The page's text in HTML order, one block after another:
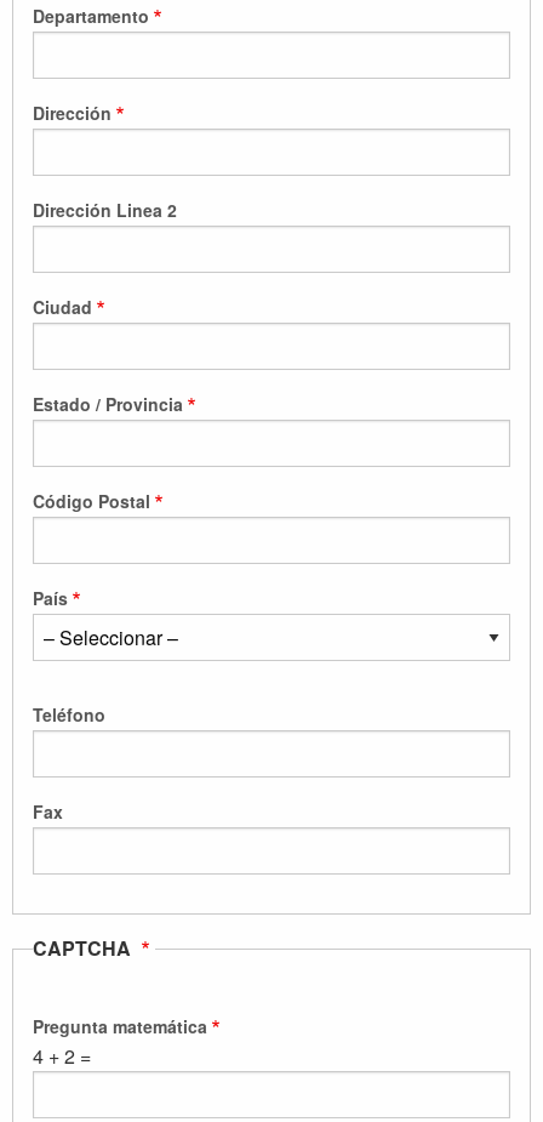
Departamento
Dirección
Dirección Linea 2
Ciudad
Estado / Provincia
Código Postal
País
Teléfono
Fax
CAPTCHA
Pregunta matemática
4 + 2 =